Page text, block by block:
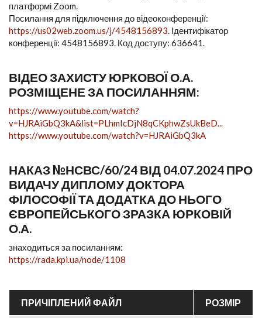
платформі Zoom.
Посилання для підключення до відеоконференції:
https://us02web.zoom.us/j/4548156893. Ідентифікатор
конференції: 4548156893. Код доступу: 636641.
ВІДЕО ЗАХИСТУ ЮРКОВОЇ О.А.
РОЗМІЩЕНЕ ЗА ПОСИЛАННЯМ:
https://www.youtube.com/watch?
v=HJRAiGbQ3kA&list=PLhmIcDjN8qCKphwZsUkBeD...
https://www.youtube.com/watch?v=HJRAiGbQ3kA
НАКАЗ №НСВС/60/24 ВІД 04.07.2024 ПРО
ВИДАЧУ ДИПЛОМУ ДОКТОРА
ФІЛОСОФІЇ ТА ДОДАТКА ДО НЬОГО
ЄВРОПЕЙСЬКОГО ЗРАЗКА ЮРКОВІЙ
О.А.
знаходиться за посиланням:
https://rada.kpi.ua/node/1108
ПРИЧІПЛЕНИЙ ФАЙЛ РОЗМІР